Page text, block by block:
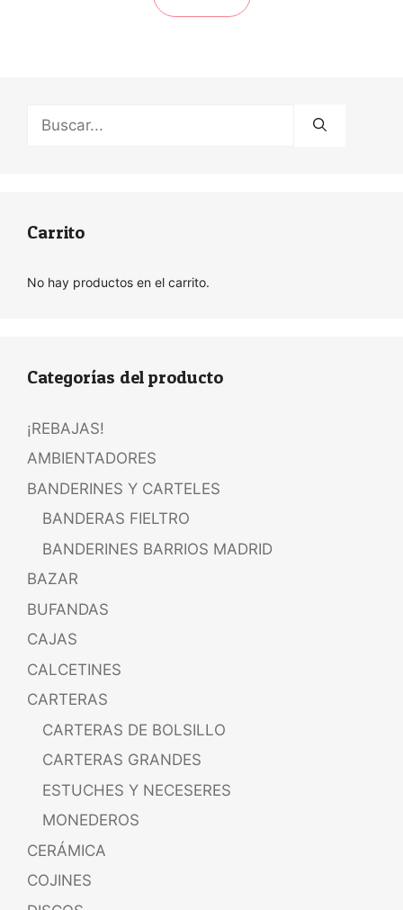
Carrito
No hay productos en el carrito.
Categorías del producto
¡REBAJAS!
AMBIENTADORES
BANDERINES Y CARTELES
BANDERAS FIELTRO
BANDERINES BARRIOS MADRID
BAZAR
BUFANDAS
CAJAS
CALCETINES
CARTERAS
CARTERAS DE BOLSILLO
CARTERAS GRANDES
ESTUCHES Y NECESERES
MONEDEROS
CERÁMICA
COJINES